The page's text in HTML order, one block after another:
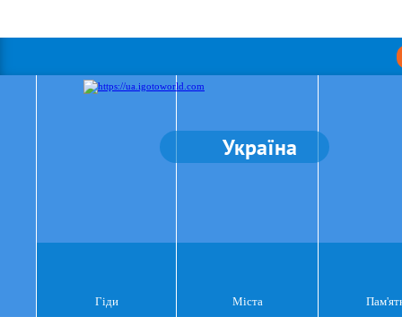
Україна
Гіди Міста